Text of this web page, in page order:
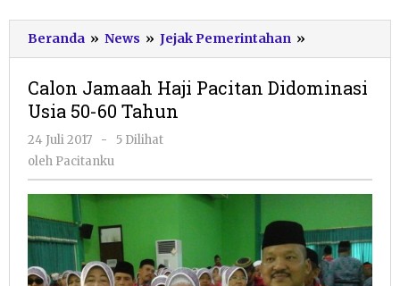
Beranda » News » Jejak Pemerintahan »
Jamaah
Pacitan
Calon Jamaah Haji Pacitan Didominasi
Usia 50-60 Tahun
24 Juli 2017
oleh
Pacitanku
-
5 Dilihat
oleh Pacitanku